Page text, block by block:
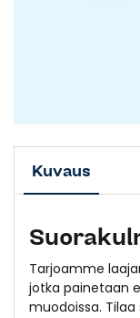
Kuvaus
Tarjoamme
jotka painetaan
muodoissa.